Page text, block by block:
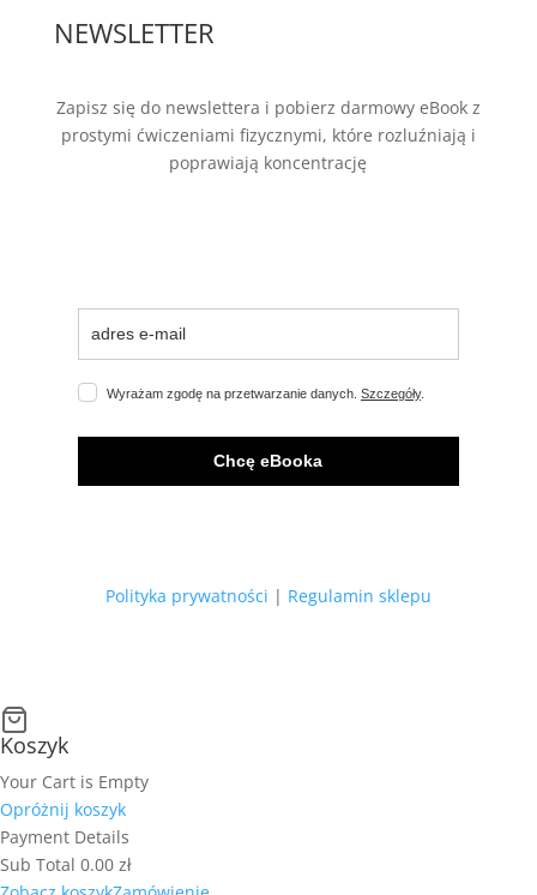
NEWSLETTER
Zapisz się do newslettera i pobierz darmowy eBook z
prostymi ćwiczeniami fizycznymi, które rozluźniają i
poprawiają koncentrację
Wyrażam zgodę na przetwarzanie danych. Szczegóły.
Chcę eBooka
Polityka prywatności | Regulamin sklepu
Koszyk
Your Cart is Empty
Opróżnij koszyk
Payment Details
Sub Total 0.00 zł